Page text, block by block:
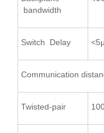
bandwidth
Switch Delay
Communication
Twisted-pair